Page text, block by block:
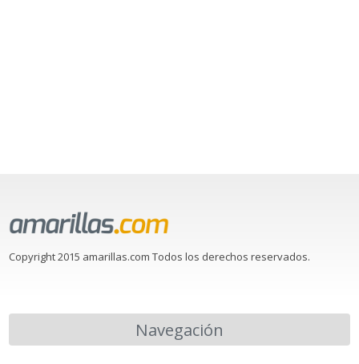
Copyright 2015 amarillas.com Todos los derechos reservados.
Navegación